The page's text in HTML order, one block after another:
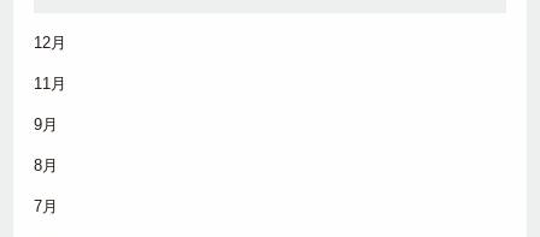
12月
11月
9月
8月
7月